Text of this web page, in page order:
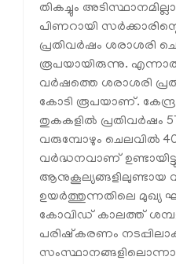
തികച്ചും
പിണറായി
പ്രതിവർഷം ശരാശരി
രൂപയായിരുന്നു.
വർഷത്തെ ശരാശരി
കോടി രൂപയാണ്.
തുകകളിൽ പ്രതിവർഷം
വരുമ്പോഴും ചെലവിൽ
വർദ്ധനവാണ്
ഉയർത്തുന്നതിലെ മുഖ്യ
കോവിഡ് കാലത്ത്
പരിഷ്‌കരണം